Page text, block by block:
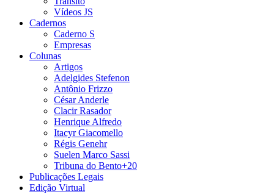
Vídeos JS
Cadernos
Caderno S
Empresas
Colunas
Artigos
Adelgides Stefenon
Antônio Frizzo
César Anderle
Clacir Rasador
Henrique Alfredo
Itacyr Giacomello
Régis Genehr
Suelen Marco Sassi
Tribuna do Bento+20
Publicações Legais
Edição Virtual